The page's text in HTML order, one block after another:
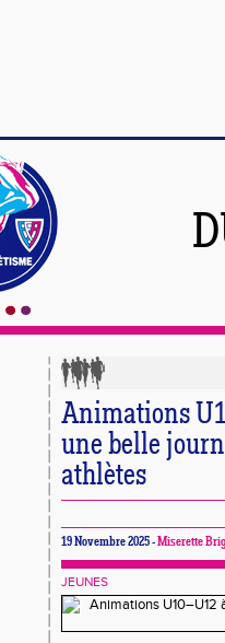
Animations
une belle
athlètes
19 Novembre 2025 -Miserette
JEUNES